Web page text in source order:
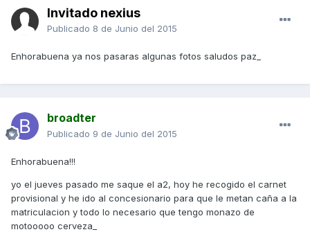
Invitado nexius
Publicado 8 de Junio del 2015
Enhorabuena ya nos pasaras algunas fotos saludos paz_
broadter
Publicado 9 de Junio del 2015
Enhorabuena!!!
yo el jueves pasado me saque el a2, hoy he recogido el carnet
provisional y he ido al concesionario para que le metan caña a la
matriculacion y todo lo necesario que tengo monazo de
motooooo cerveza_